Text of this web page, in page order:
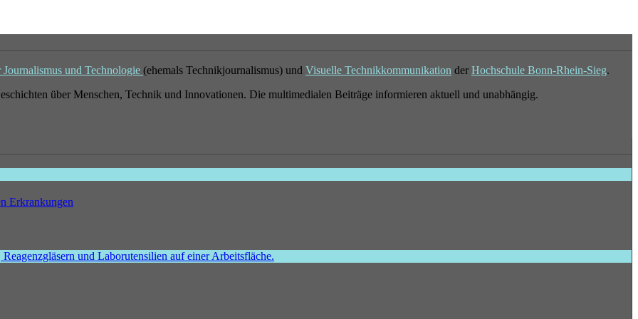
und Technologie (ehemals Technikjournalismus) und Visuelle Technikkommunikation der Hochschule Bonn-Rhein-Sieg.
über Menschen, Technik und Innovationen. Die multimedialen Beiträge informieren aktuell und unabhängig.
Erkrankungen